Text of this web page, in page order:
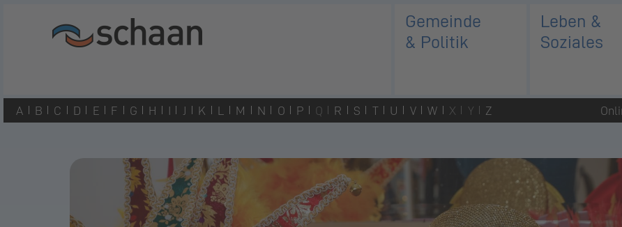
Gemeinde
& Politik
Leben &
Soziales
A B C D E F G H I J K L M N O P Q R S T U V W X Y Z